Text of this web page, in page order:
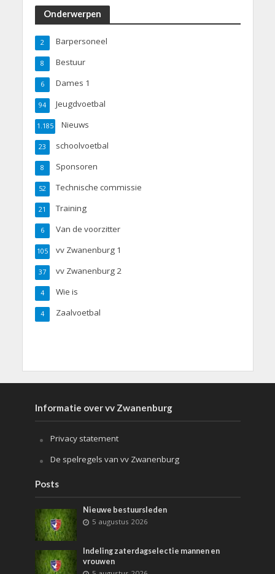
Onderwerpen
Barpersoneel
2
Bestuur
8
Dames 1
6
Jeugdvoetbal
94
Nieuws
1.185
schoolvoetbal
23
Sponsoren
8
Technische commissie
52
Training
21
Van de voorzitter
6
vv Zwanenburg 1
105
vv Zwanenburg 2
37
Wie is
4
Zaalvoetbal
4
Informatie over vv Zwanenburg
Privacy statement
De spelregels van vv Zwanenburg
Posts
Nieuwe bestuursleden
5 augustus 2026
Indeling zaterdagselectie mannen en
vrouwen